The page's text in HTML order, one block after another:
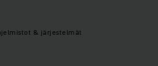
& järjestelmät